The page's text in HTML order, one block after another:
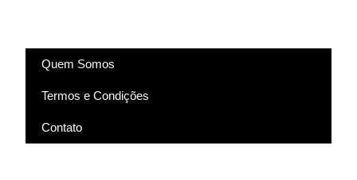
Quem Somos
Termos e Condições
Contato